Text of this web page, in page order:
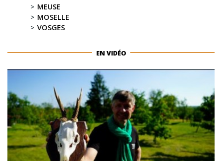
MEUSE
MOSELLE
VOSGES
EN VIDÉO